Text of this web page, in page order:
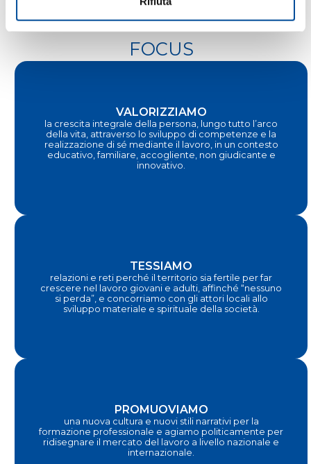
FOCUS
VALORIZZIAMO
la crescita integrale della persona, lungo tutto l’arco
della vita, attraverso lo sviluppo di competenze e la
realizzazione di sé mediante il lavoro, in un contesto
educativo, familiare, accogliente, non giudicante e
innovativo.
TESSIAMO
relazioni e reti perché il territorio sia fertile per far
crescere nel lavoro giovani e adulti, affinché “nessuno
si perda”, e concorriamo con gli attori locali allo
sviluppo materiale e spirituale della società.
PROMUOVIAMO
una nuova cultura e nuovi stili narrativi per la
formazione professionale e agiamo politicamente per
ridisegnare il mercato del lavoro a livello nazionale e
internazionale.